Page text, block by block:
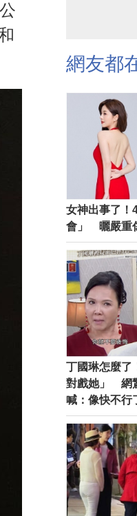
網友都
女神出事了！
會」 曬嚴重
丁國琳怎麼了
對戲她」 網
喊：像快不行